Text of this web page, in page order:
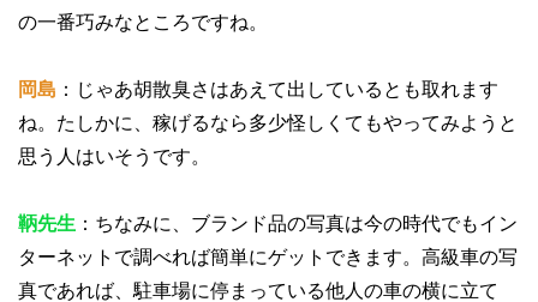
の一番巧みなところですね。
岡島 ：じゃあ胡散臭さはあえて出しているとも取れます
ね。たしかに、稼げるなら多少怪しくてもやってみようと
思う人はいそうです。
鞆先生 ：ちなみに、ブランド品の写真は今の時代でもイン
ターネットで調べれば簡単にゲットできます。高級車の写
真であれば、駐車場に停まっている他人の車の横に立て